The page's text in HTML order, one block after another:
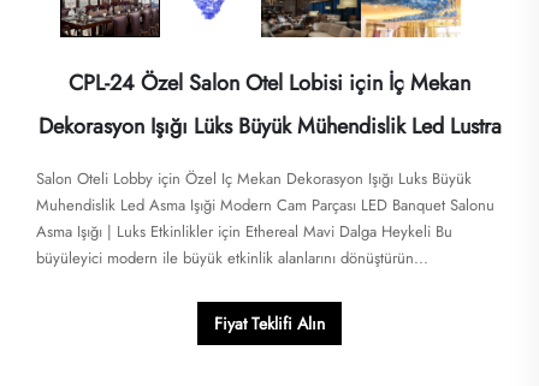
CPL-24 Özel Salon Otel Lobisi için İç Mekan
Dekorasyon Işığı Lüks Büyük Mühendislik Led Lustra
Salon Oteli Lobby için Özel Iç Mekan Dekorasyon Işığı Luks Büyük
Muhendislik Led Asma Işıği Modern Cam Parçası LED Banquet Salonu
Asma Işığı | Luks Etkinlikler için Ethereal Mavi Dalga Heykeli​​ Bu
büyüleyici modern ile büyük etkinlik alanlarını dönüştürün...
Fiyat Teklifi Alın